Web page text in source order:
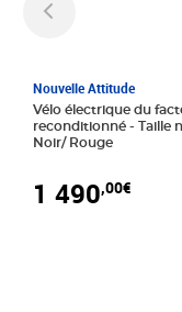
Nouvelle Attitude
Vélo électrique du
reconditionné - Taille normale -
Noir/ Rouge
1 490,00€